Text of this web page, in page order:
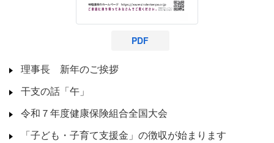
PDF
理事長 新年のご挨拶
干支の話「午」
令和７年度健康保険組合全国大会
「子ども・子育て支援金」の徴収が始まります